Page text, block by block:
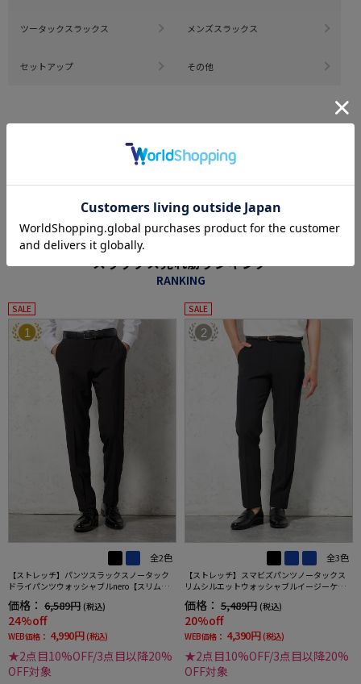
ツータックスラックス メンズスラックス
セットアップ その他
#i-pants
#washable_pants
※クリックするとタグに関連した商品が表示されます。
スラックス売れ筋ランキング
RANKING
SALE
1
全2色
【ストレッチ】パンツスラックスノータック
ドライパンツウォッシャブルnero【スリムデ
価格： 6,589円 (税込)
24%off
WEB価格： 4,990円 (税込)
★2点目10%OFF/3点目以降20%
OFF対象
SALE
2
全3色
【ストレッチ】スマビズパンツノータックス
リムシルエットウォッシャブルイージーケア
価格： 5,489円 (税込)
20%off
WEB価格： 4,390円 (税込)
★2点目10%OFF/3点目以降20%
OFF対象